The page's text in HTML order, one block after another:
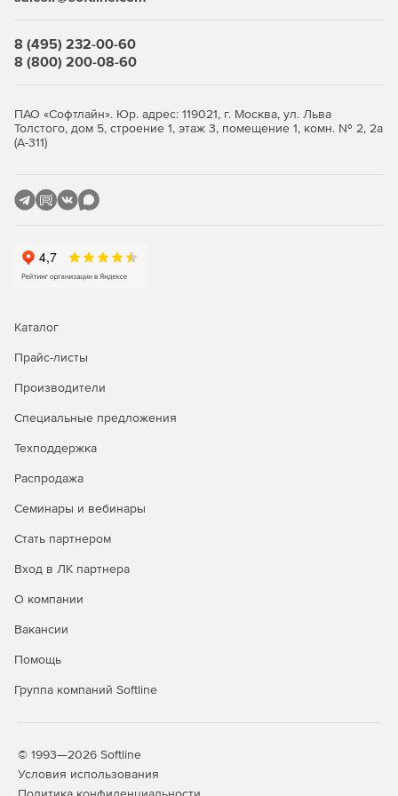
8 (495) 232-00-60
8 (800) 200-08-60
ПАО «Софтлайн». Юр. адрес: 119021, г. Москва, ул. Льва
Толстого, дом 5, строение 1, этаж 3, помещение 1, комн. № 2, 2а
(А-311)
Каталог
Прайс-листы
Производители
Специальные предложения
Техподдержка
Распродажа
Семинары и вебинары
Стать партнером
Вход в ЛК партнера
О компании
Вакансии
Помощь
Группа компаний Softline
© 1993—2026 Softline
Условия использования